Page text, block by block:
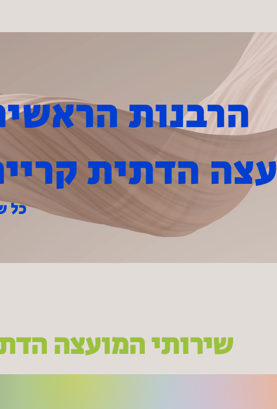
הדתית
כל
שירותי המועצה